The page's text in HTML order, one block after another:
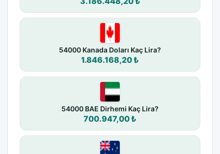
54000 Kanada Doları Kaç Lira?
1.846.168,20 ₺
54000 BAE Dirhemi Kaç Lira?
700.947,00 ₺